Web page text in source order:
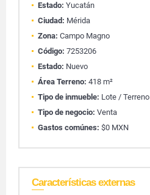
Estado: Yucatán
Ciudad: Mérida
Zona: Campo Magno
Código: 7253206
Estado: Nuevo
Área Terreno: 418 m²
Tipo de inmueble: Lote / Terreno
Tipo de negocio: Venta
Gastos comúnes: $0 MXN
Características externas